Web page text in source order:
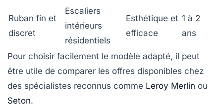
Ruban fin et
discret
Escaliers
intérieurs
résidentiels
Esthétique et
efficace
1 à 2
ans
Pour choisir facilement le modèle adapté, il peut
être utile de comparer les offres disponibles chez
des spécialistes reconnus comme Leroy Merlin ou
Seton.